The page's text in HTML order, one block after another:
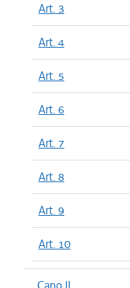
Art. 3
Art. 4
Art. 5
Art. 6
Art. 7
Art. 8
Art. 9
Art. 10